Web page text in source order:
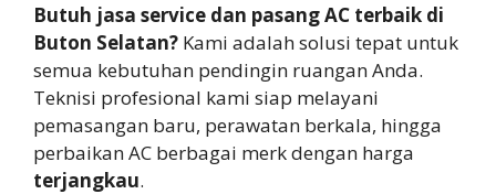
Butuh jasa service dan pasang AC terbaik di
Buton Selatan? Kami adalah solusi tepat untuk
semua kebutuhan pendingin ruangan Anda.
Teknisi profesional kami siap melayani
pemasangan baru, perawatan berkala, hingga
perbaikan AC berbagai merk dengan harga
terjangkau.